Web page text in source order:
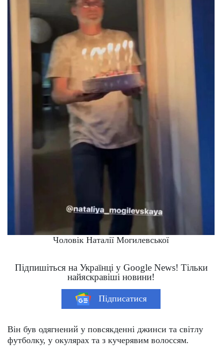
Чоловік Наталії Могилевської
Підпишіться на Українці у Google News! Тільки
найяскравіші новини!
Підписатися
Він був одягнений у повсякденні джинси та світлу
футболку, у окулярах та з кучерявим волоссям.